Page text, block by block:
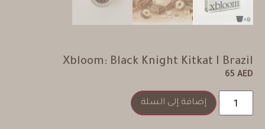
Xbloom: Black Knight Kitkat I Brazil
65 AED
إضافة إلى السلة